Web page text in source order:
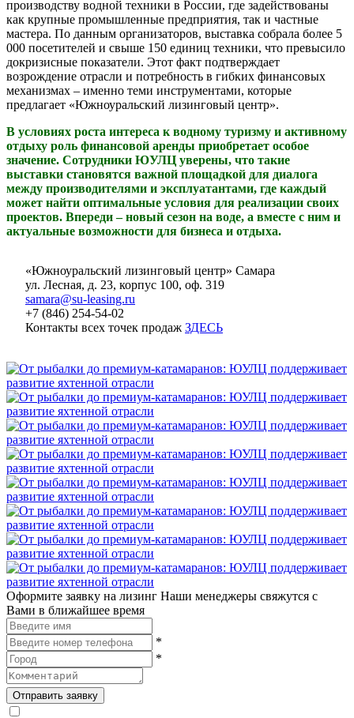
производству водной техники в России, где задействованы
как крупные промышленные предприятия, так и частные
мастера. По данным организаторов, выставка собрала более 5
000 посетителей и свыше 150 единиц техники, что превысило
докризисные показатели. Этот факт подтверждает
возрождение отрасли и потребность в гибких финансовых
механизмах – именно теми инструментами, которые
предлагает «Южноуральский лизинговый центр».
В условиях роста интереса к водному туризму и активному
отдыху роль финансовой аренды приобретает особое
значение. Сотрудники ЮУЛЦ уверены, что такие
выставки становятся важной площадкой для диалога
между производителями и эксплуатантами, где каждый
может найти оптимальные условия для реализации своих
проектов. Впереди – новый сезон на воде, а вместе с ним и
актуальные возможности для бизнеса и отдыха.
«Южноуральский лизинговый центр» Самара
ул. Лесная, д. 23, корпус 100, оф. 319
samara@su-leasing.ru
+7 (846) 254-54-02
Контакты всех точек продаж ЗДЕСЬ
Оформите заявку на лизинг Наши менеджеры свяжутся с
Вами в ближайшее время
*
*
Отправить заявку